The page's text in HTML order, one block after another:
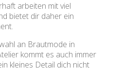
arbeiten mit viel
bietet dir daher ein
an Brautmode in
kommt es auch immer
kleines Detail dich nicht